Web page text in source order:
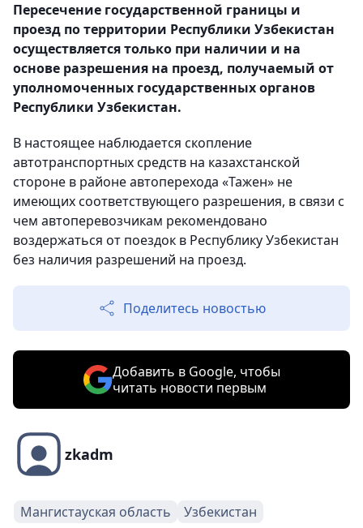
Пересечение государственной границы и
проезд по территории Республики Узбекистан
осуществляется только при наличии и на
основе разрешения на проезд, получаемый от
уполномоченных государственных органов
Республики Узбекистан.
В настоящее наблюдается скопление
автотранспортных средств на казахстанской
стороне в районе автоперехода «Тажен» не
имеющих соответствующего разрешения, в связи с
чем автоперевозчикам рекомендовано
воздержаться от поездок в Республику Узбекистан
без наличия разрешений на проезд.
Поделитесь новостью
Добавить в Google, чтобы
читать новости первым
zkadm
Мангистауская область Узбекистан